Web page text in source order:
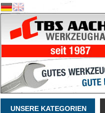
UNSERE KATEGORIEN